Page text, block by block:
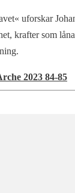
uforskar
krafter som
2023 84-85